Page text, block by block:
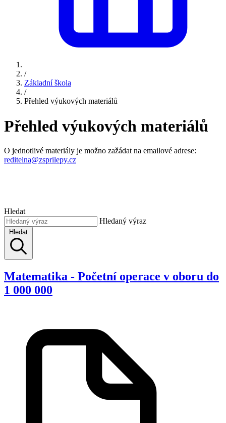
/
Základní škola
/
Přehled výukových materiálů
Přehled výukových materiálů
O jednotlivé materiály je možno zažádat na emailové adrese:
reditelna@zsprilepy.cz
Hledat
Hledaný výraz
Hledat
Matematika - Početní operace v oboru do
1 000 000